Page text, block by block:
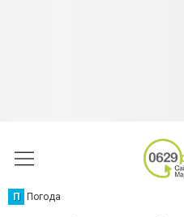
П Погода